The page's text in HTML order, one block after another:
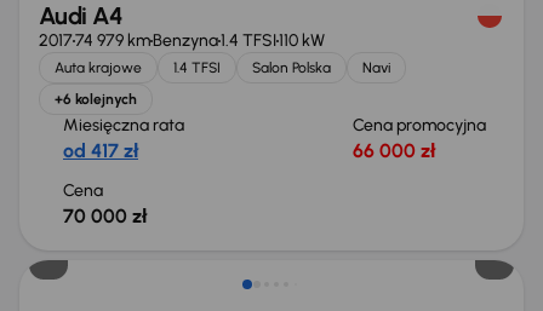
Audi A4
201774 979 kmBenzyna1.4 TFSI110 kW
Auta krajowe 1.4 TFSI Salon Polska
Navi
+6 kolejnych
Miesięczna rata
od 417 zł
Cena promocyjna
66 000 zł
Cena
70 000 zł